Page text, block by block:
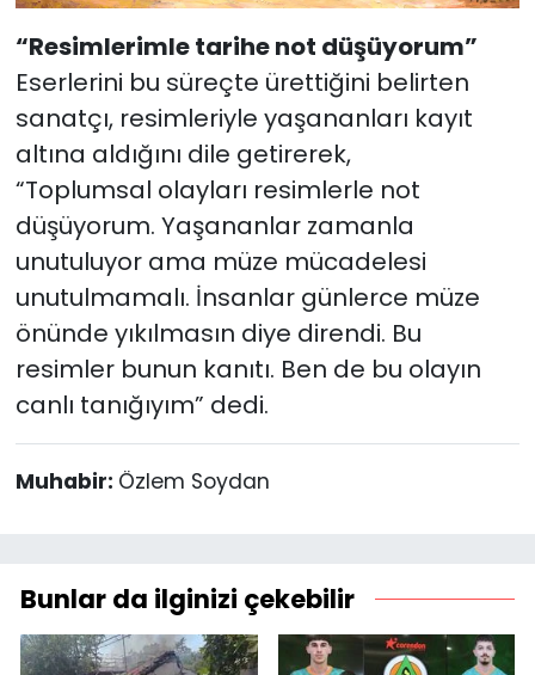
“Resimlerimle tarihe not düşüyorum”
Eserlerini bu süreçte ürettiğini belirten
sanatçı, resimleriyle yaşananları kayıt
altına aldığını dile getirerek,
“Toplumsal olayları resimlerle not
düşüyorum. Yaşananlar zamanla
unutuluyor ama müze mücadelesi
unutulmamalı. İnsanlar günlerce müze
önünde yıkılmasın diye direndi. Bu
resimler bunun kanıtı. Ben de bu olayın
canlı tanığıyım” dedi.
Muhabir: Özlem Soydan
Bunlar da ilginizi çekebilir